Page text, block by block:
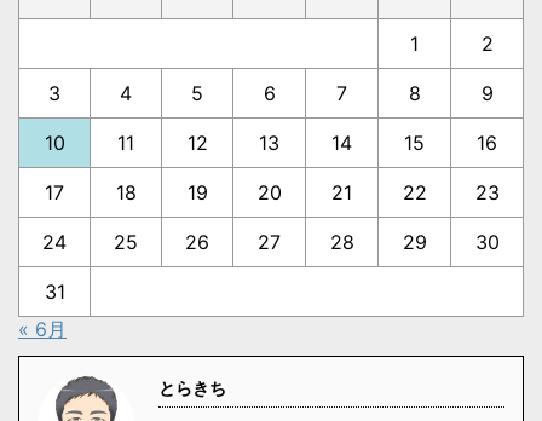
1 2
3 4 5 6 7 8 9
10 11 12 13 14 15 16
17 18 19 20 21 22 23
24 25 26 27 28 29 30
31
« 6月
とらきち